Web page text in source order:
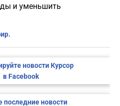
и уменьшить
новости Курсор
в Facebook
последние новости